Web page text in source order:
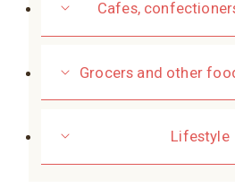
Cafes,
Grocers and other
Lifestyle